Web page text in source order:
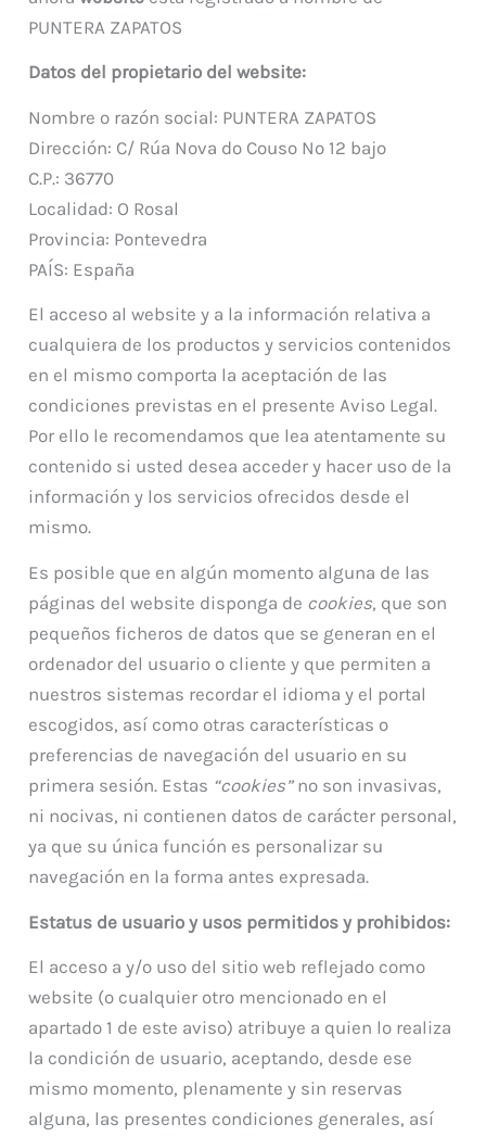
PUNTERA ZAPATOS
Datos del propietario del website:
Nombre o razón social: PUNTERA ZAPATOS
Dirección: C/ Rúa Nova do Couso Nº 12 bajo
C.P.: 36770
Localidad: O Rosal
Provincia: Pontevedra
PAÍS: España
El acceso al website y a la información relativa a
cualquiera de los productos y servicios contenidos
en el mismo comporta la aceptación de las
condiciones previstas en el presente Aviso Legal.
Por ello le recomendamos que lea atentamente su
contenido si usted desea acceder y hacer uso de la
información y los servicios ofrecidos desde el
mismo.
Es posible que en algún momento alguna de las
páginas del website disponga de cookies, que son
pequeños ficheros de datos que se generan en el
ordenador del usuario o cliente y que permiten a
nuestros sistemas recordar el idioma y el portal
escogidos, así como otras características o
preferencias de navegación del usuario en su
primera sesión. Estas “cookies”no son invasivas,
ni nocivas, ni contienen datos de carácter personal,
ya que su única función es personalizar su
navegación en la forma antes expresada.
Estatus de usuario y usos permitidos y prohibidos:
El acceso a y/o uso del sitio web reflejado como
website (o cualquier otro mencionado en el
apartado 1 de este aviso) atribuye a quien lo realiza
la condición de usuario, aceptando, desde ese
mismo momento, plenamente y sin reservas
alguna, las presentes condiciones generales, así